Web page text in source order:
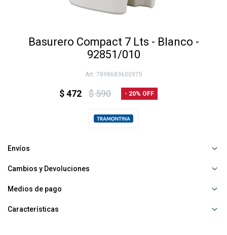
Basurero Compact 7 Lts - Blanco -
92851/010
7898683600975
$472 $590 20
Envíos
Cambios y Devoluciones
Medios de pago
Características